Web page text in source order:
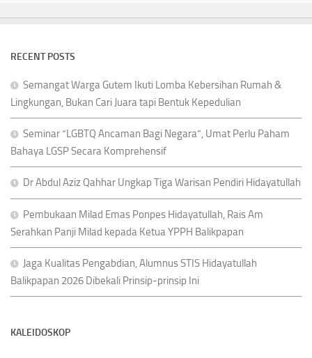
RECENT POSTS
Semangat Warga Gutem Ikuti Lomba Kebersihan Rumah &
Lingkungan, Bukan Cari Juara tapi Bentuk Kepedulian
Seminar “LGBTQ Ancaman Bagi Negara”, Umat Perlu Paham
Bahaya LGSP Secara Komprehensif
Dr Abdul Aziz Qahhar Ungkap Tiga Warisan Pendiri Hidayatullah
Pembukaan Milad Emas Ponpes Hidayatullah, Rais Am
Serahkan Panji Milad kepada Ketua YPPH Balikpapan
Jaga Kualitas Pengabdian, Alumnus STIS Hidayatullah
Balikpapan 2026 Dibekali Prinsip-prinsip Ini
KALEIDOSKOP